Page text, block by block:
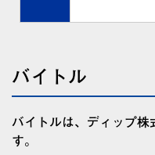
バイトル
バイトルは、ディップ
す。